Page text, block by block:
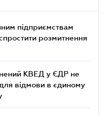
підприємствам
розмитнення
КВЕД у ЄДР не
відмови в єдиному